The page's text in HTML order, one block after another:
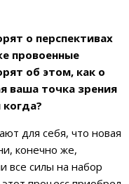
о перспективах
провоенные
об этом, как о
ваша точка зрения
для себя, что новая
конечно же,
все силы на набор